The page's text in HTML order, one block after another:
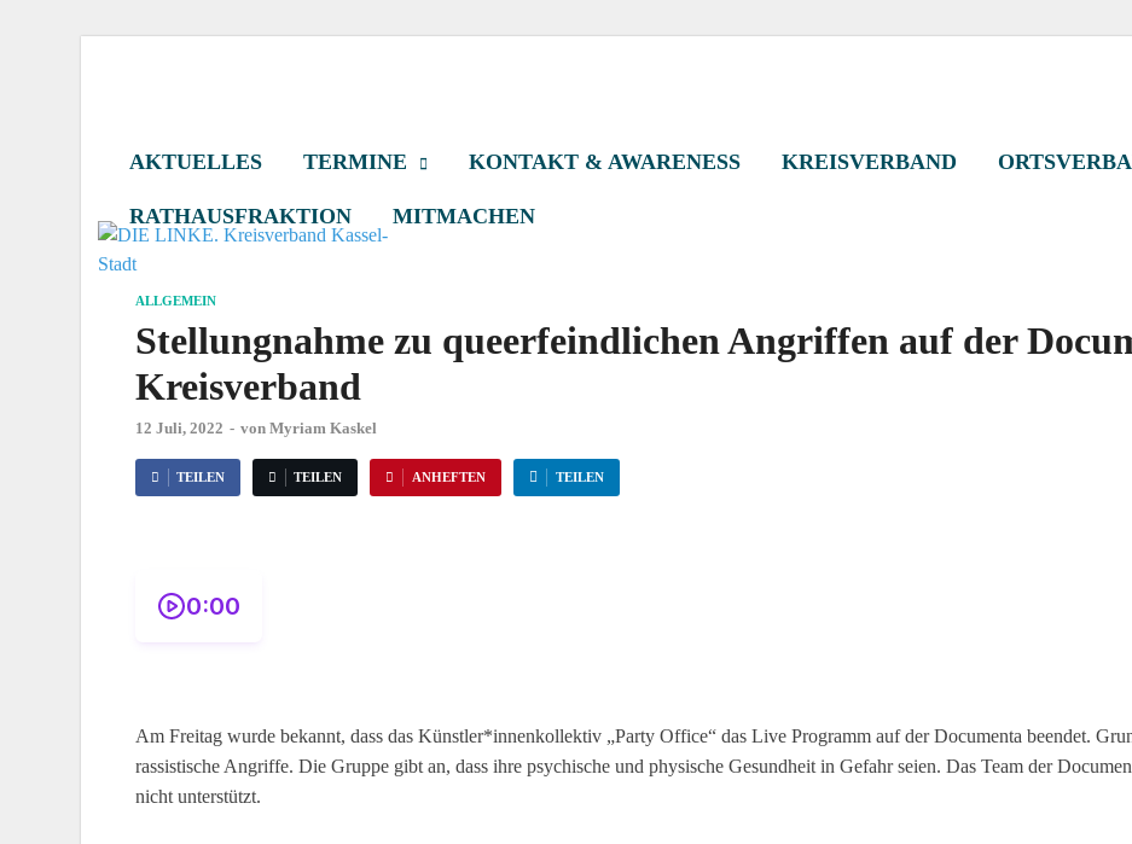
AKTUELLES TERMINE KONTAKT & AWARENESS KREISVERBAND
RATHAUSFRAKTION MITMACHEN
ALLGEMEIN
Stellungnahme zu queerfeindlichen Angriffen auf der
Kreisverband
12 Juli, 2022 - von Myriam Kaskel
TEILEN TEILEN ANHEFTEN TEILEN
0:00
Am Freitag wurde bekannt, dass das Künstler*innenkollektiv „Party Office“ das Live Programm auf der Documenta beendet.
rassistische Angriffe. Die Gruppe gibt an, dass ihre psychische und physische Gesundheit in Gefahr seien. Das Team der
nicht unterstützt.